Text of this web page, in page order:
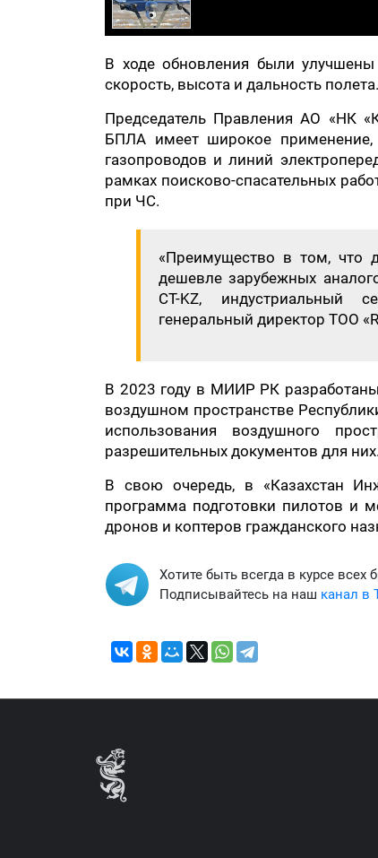
В ходе обновления были улучшены
скорость, высота и дальность полета.
Председатель Правления АО «НК
БПЛА имеет широкое применение,
газопроводов и линий
рамках поисково-спасательных
при ЧС.
«Преимущество в том, что
дешевле зарубежных
СТ-KZ, индустриальный
генеральный директор ТОО
В 2023 году в МИИР РК
воздушном пространстве
использования воздушного
разрешительных документов для них.
В свою очередь, в «Казахстан
программа подготовки пилотов и
дронов и коптеров гражданского
Хотите быть всегда в курсе всех
Подписывайтесь на наш канал в